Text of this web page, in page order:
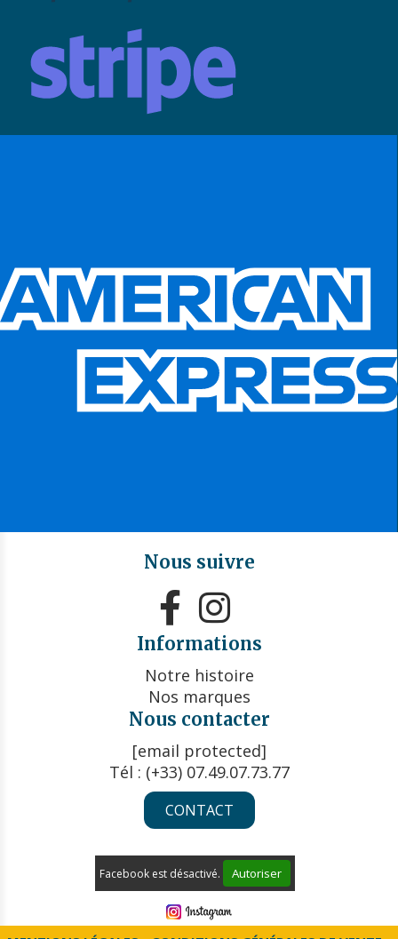
Nous suivre
 
Informations
Notre histoire
Nos marques
Nous contacter
[email protected]
Tél : (+33) 07.49.07.73.77
CONTACT
Facebook est désactivé. Autoriser